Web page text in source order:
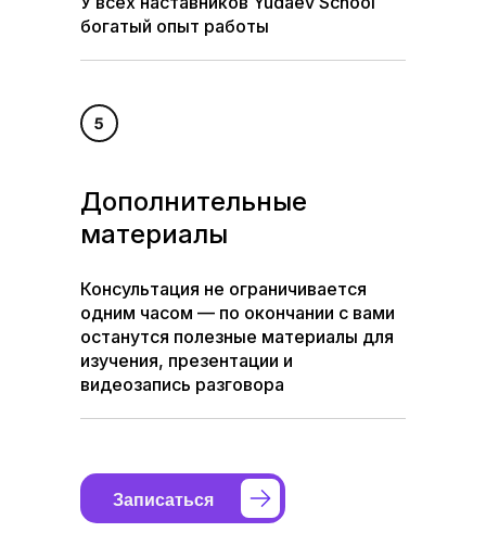
Дополнительные
материалы
Консультация не ограничивается
одним часом — по окончании с вами
останутся полезные материалы для
изучения, презентации и
видеозапись разговора
богатый опыт работы
ЗаписатьсяРазложим по полочкам: где вы
мешает, чего не хватает.